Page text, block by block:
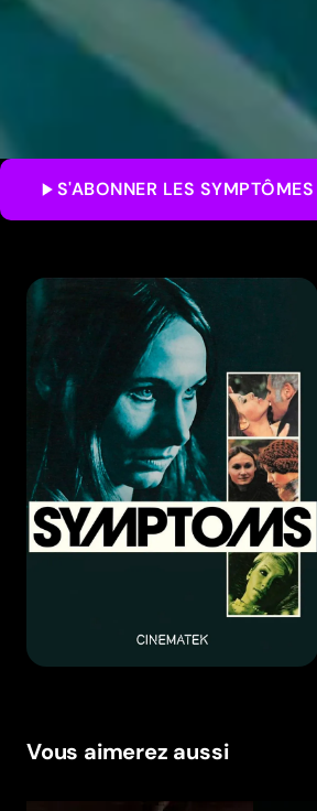
S'ABONNER LES SYMPTÔMES
Vous aimerez aussi